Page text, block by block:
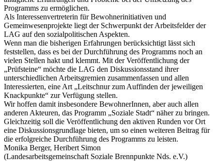
Programms zu ermöglichen.
Als Interessenvertreterin für Bewohnerinitiativen und
Gemeinwesenprojekte liegt der Schwerpunkt der Arbeitsfelder der
LAG auf den sozialpolitischen Aspekten.
Wenn man die bisherigen Erfahrungen berücksichtigt lässt sich
feststellen, dass es bei der Durchführung des Programms noch an
vielen Stellen hakt und klemmt. Mit der Veröffentlichung der
„Prüfsteine“ möchte die LAG den Diskussionsstand ihrer
unterschiedlichen Arbeitsgremien zusammenfassen und allen
Interessierten, eine Art „Leitschnur zum Auffinden der jeweiligen
Knackpunkte“ zur Verfügung stellen.
Wir hoffen damit insbesondere BewohnerInnen, aber auch allen
anderen Akteuren, das Programm „Soziale Stadt“ näher zu bringen.
Gleichzeitig soll die Veröffentlichung den aktiven Runden vor Ort
eine Diskussionsgrundlage bieten, um so einen weiteren Beitrag für
die erfolgreiche Durchführung des Programms zu leisten.
Monika Berger, Heribert Simon
(Landesarbeitsgemeinschaft Soziale Brennpunkte Nds. e.V.)